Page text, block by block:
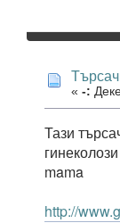
« -:
Тази
mama
http://